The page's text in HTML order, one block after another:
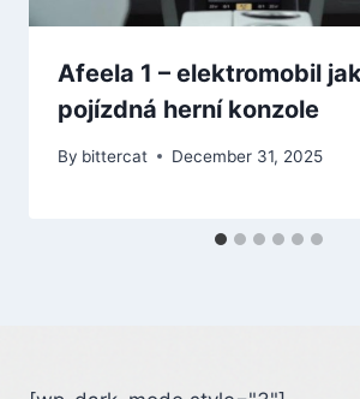
Afeela 1 – elektromobil
pojízdná herní konzole
By bittercat December 31, 2025